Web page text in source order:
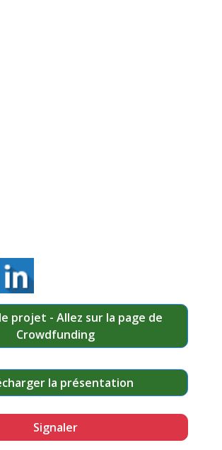
projet - Allez sur la page de
Crowdfunding
la présentation
Signaler